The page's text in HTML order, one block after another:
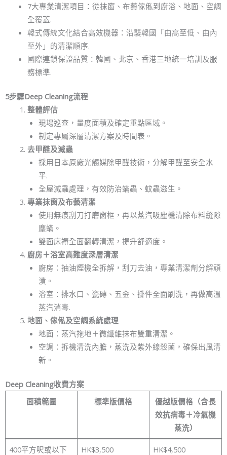
7大專業清潔項目：從抹窗、布藝傢俬到廚浴、地面、空調
全覆蓋.
韓式傳統文化結合高效機器：沿襲韓國「由高至低、由內
至外」的清潔順序.
國際連鎖保證品質：韓國、北京、香港三地統一培訓及服
務標準.
5步驟Deep Cleaning流程
整體評估
現場巡查，量度面積及確定重點區域。
制定專屬深層清潔方案及時間表。
去甲醛及滅蟲
採用日本原廠光觸媒除甲醛技術，分解甲醛至安全水
平.
全屋滅蟲處理，有效防治蟎蟲、蚊蟲滋生。
專業抹窗及布藝清潔
使用無痕刮刀打磨窗框，再以蒸汽吸塵機清除布料縫隙
塵蟎。
雙面床褥全面翻轉清潔，提升舒適度。
廚房＋浴室高難度深層清潔
廚房：抽油煙機全拆解，刮刀去油，專業清潔劑分解頑
漬。
浴室：排水口、瓷磚、五金、掛件全面刷洗，再做高溫
蒸汽消毒.
地面、傢俬及空調系統處理
地面：蒸汽拖地＋微纖維抹布雙重清潔。
空調：拆機清洗內膽，蒸洗及紫外線殺菌，確保出風清
新。
Deep Cleaning收費方案
面積範圍
標準版價格
優越版價格（含長
效抗病毒＋冷氣機
蒸洗）
400平方呎或以下 HK$3,500 HK$4,500